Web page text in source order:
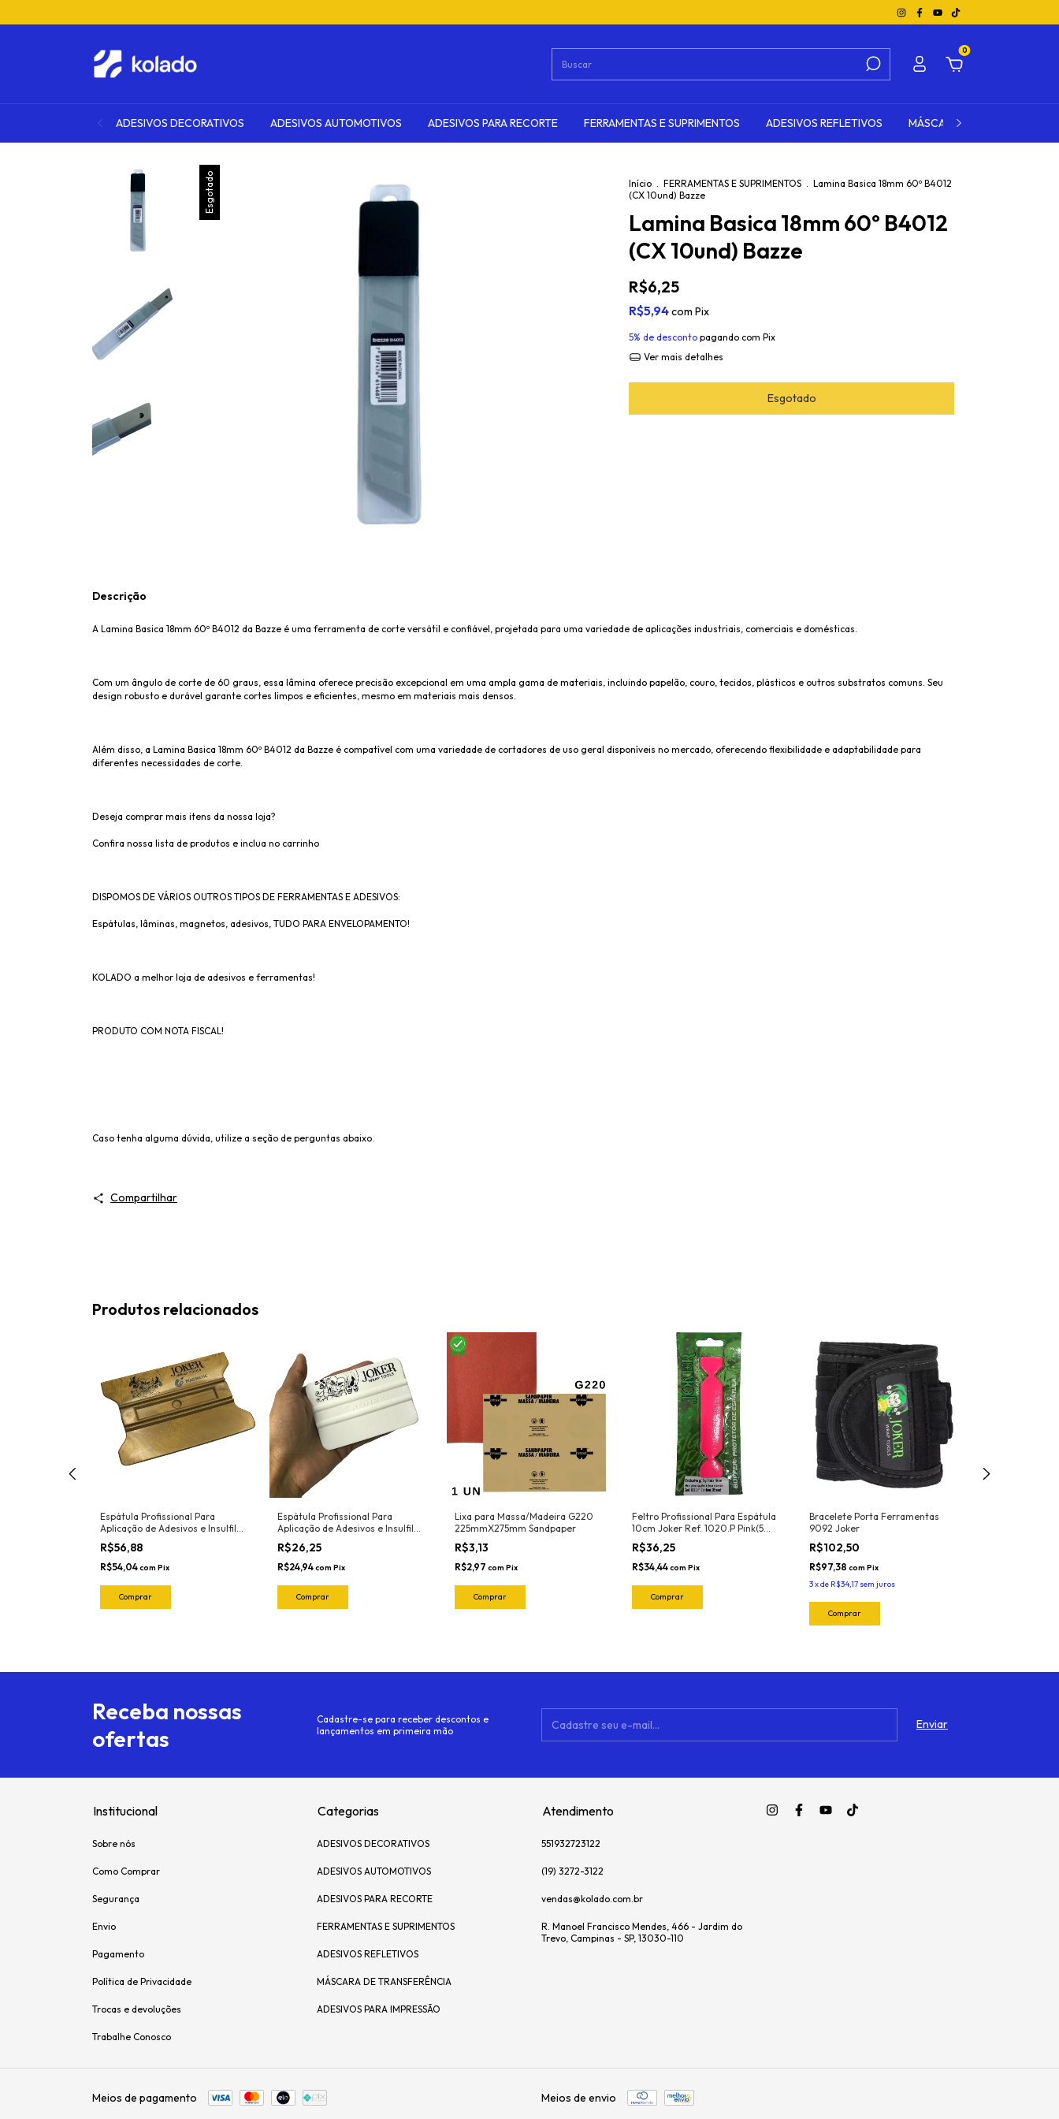
0
ADESIVOS DECORATIVOS ADESIVOS AUTOMOTIVOS ADESIVOS PARA RECORTE FERRAMENTAS E SUPRIMENTOS ADESIVOS REFLETIVOS MÁSCARA DE TRANSFERÊNCIA
Esgotado Início . FERRAMENTAS E SUPRIMENTOS . Lamina Basica 18mm 60º B4012
(CX 10und) Bazze
Lamina Basica 18mm 60º B4012
(CX 10und) Bazze
R$6,25
R$5,94com Pix
5% de desconto pagando com Pix
Ver mais detalhes
Descrição
A Lamina Basica 18mm 60º B4012 da Bazze é uma ferramenta de corte versátil e confiável, projetada para uma variedade de aplicações industriais, comerciais e domésticas.
Com um ângulo de corte de 60 graus, essa lâmina oferece precisão excepcional em uma ampla gama de materiais, incluindo papelão, couro, tecidos, plásticos e outros substratos comuns. Seu
design robusto e durável garante cortes limpos e eficientes, mesmo em materiais mais densos.
Além disso, a Lamina Basica 18mm 60º B4012 da Bazze é compatível com uma variedade de cortadores de uso geral disponíveis no mercado, oferecendo flexibilidade e adaptabilidade para
diferentes necessidades de corte.
Deseja comprar mais itens da nossa loja?
Confira nossa lista de produtos e inclua no carrinho
DISPOMOS DE VÁRIOS OUTROS TIPOS DE FERRAMENTAS E ADESIVOS:
Espátulas, lâminas, magnetos, adesivos, TUDO PARA ENVELOPAMENTO!
KOLADO a melhor loja de adesivos e ferramentas!
PRODUTO COM NOTA FISCAL!
Caso tenha alguma dúvida, utilize a seção de perguntas abaixo.
Compartilhar
Produtos relacionados
Espátula Profissional Para
Aplicação de Adesivos e Insulfilm
Largura 11cm Marca Joker Ref.
3072 Cor: Dourada (Nylon -
Resistente ao calor)
R$56,88
R$54,04com Pix
Espátula Profissional Para
Aplicação de Adesivos e Insulfilm
Largura 10cm Marca Joker Ref.
3041 Cor: Branca (Nylon -
Resistente ao calor)
R$26,25
R$24,94com Pix
Lixa para Massa/Madeira G220
225mmX275mm Sandpaper
R$3,13
R$2,97 com Pix
Feltro Profissional Para Espátula
10cm Joker Ref. 1020.P Pink(5
Und)
R$36,25
R$34,44com Pix
Bracelete Porta Ferramentas
9092 Joker
R$102,50
R$97,38 com Pix
3xde R$34,17 sem juros
Receba nossas
ofertas
Cadastre-se para receber descontos e
lançamentos em primeira mão
Institucional
Sobre nós
Como Comprar
Segurança
Envio
Pagamento
Política de Privacidade
Trocas e devoluções
Trabalhe Conosco
Categorias
ADESIVOS DECORATIVOS
ADESIVOS AUTOMOTIVOS
ADESIVOS PARA RECORTE
FERRAMENTAS E SUPRIMENTOS
ADESIVOS REFLETIVOS
MÁSCARA DE TRANSFERÊNCIA
ADESIVOS PARA IMPRESSÃO
Atendimento
551932723122
(19) 3272-3122
vendas@kolado.com.br
R. Manoel Francisco Mendes, 466 - Jardim do
Trevo, Campinas - SP, 13030-110
Meios de pagamento Meios de envio